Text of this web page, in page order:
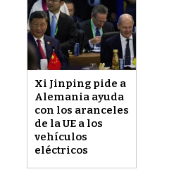
Xi Jinping pide a
Alemania ayuda
con los aranceles
de la UE a los
vehículos
eléctricos